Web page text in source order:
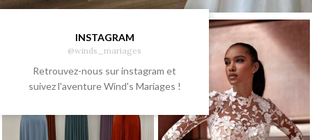
INSTAGRAM
@winds_mariages
Retrouvez-nous sur instagram et
suivez l'aventure Wind's Mariages !